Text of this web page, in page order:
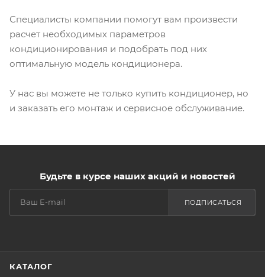
Специалисты компании помогут вам произвести
расчет необходимых параметров
кондиционирования и подобрать под них
оптимальную модель кондиционера.
У нас вы можете не только купить кондиционер, но
и заказать его монтаж и сервисное обслуживание.
Будьте в курсе наших акций и новостей
ПОДПИСАТЬСЯ
КАТАЛОГ